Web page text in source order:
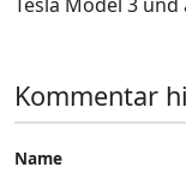
Kommentar
Name